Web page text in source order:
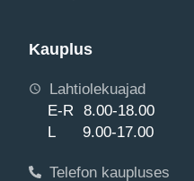
Kauplus
Lahtiolekuajad
E-R 8.00-18.00
L 9.00-17.00
Telefon kaupluses